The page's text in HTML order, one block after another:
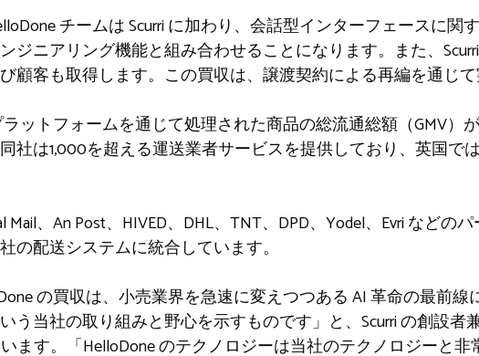
チームは Scurri に加わり、会話型インターフェースに関
ジニアリング機能と組み合わせることになります。また、
顧客も取得します。この買収は、譲渡契約による再編を通じて
ラットフォームを通じて処理された商品の総流通総額（GMV）
社は1,000を超える運送業者サービスを提供しており、英国で
Mail、An Post、HIVED、DHL、TNT、DPD、Yodel、Evri などの
の配送システムに統合しています。
の買収は、小売業界を急速に変えつつある AI 革命の最前
う当社の取り組みと野心を示すものです」と、Scurri の創設者
ます。「HelloDone のテクノロジーは当社のテクノロジーと